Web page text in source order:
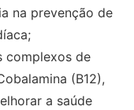
na prevenção de
complexos de
(B12),
a saúde